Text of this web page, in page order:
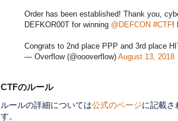
Order has been established! Thank you,
DEFKOR00T for winning @DEFCON #CTF!
Congrats to 2nd place PPP and 3rd place
— Overflow (@oooverflow) August 13, 2018
CTFのルール
ルールの詳細については公式のページに記載さ
す。